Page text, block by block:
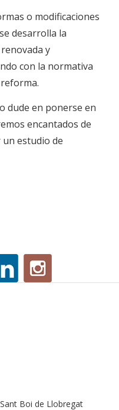
o modificaciones
desarrolla la
y
con la normativa
dude en ponerse en
encantados de
estudio de
Sant Boi de Llobregat